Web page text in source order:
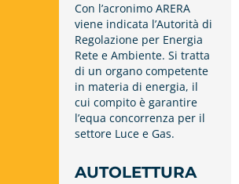
Con l’acronimo ARERA
viene indicata l’Autorità di
Regolazione per Energia
Rete e Ambiente. Si tratta
di un organo competente
in materia di energia, il
cui compito è garantire
l’equa concorrenza per il
settore Luce e Gas.
AUTOLETTURA